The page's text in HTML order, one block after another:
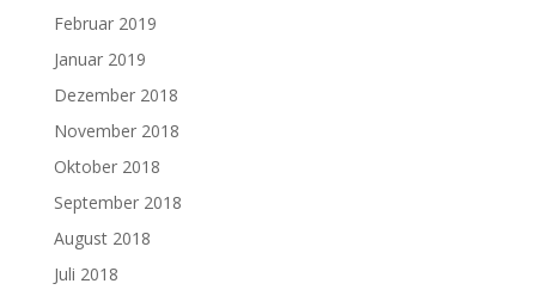
Februar 2019
Januar 2019
Dezember 2018
November 2018
Oktober 2018
September 2018
August 2018
Juli 2018